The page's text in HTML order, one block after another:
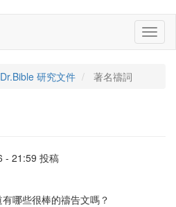
Dr.Bible 研究文件 著名禱詞
- 21:59 投稿
哪些很棒的禱告文嗎？